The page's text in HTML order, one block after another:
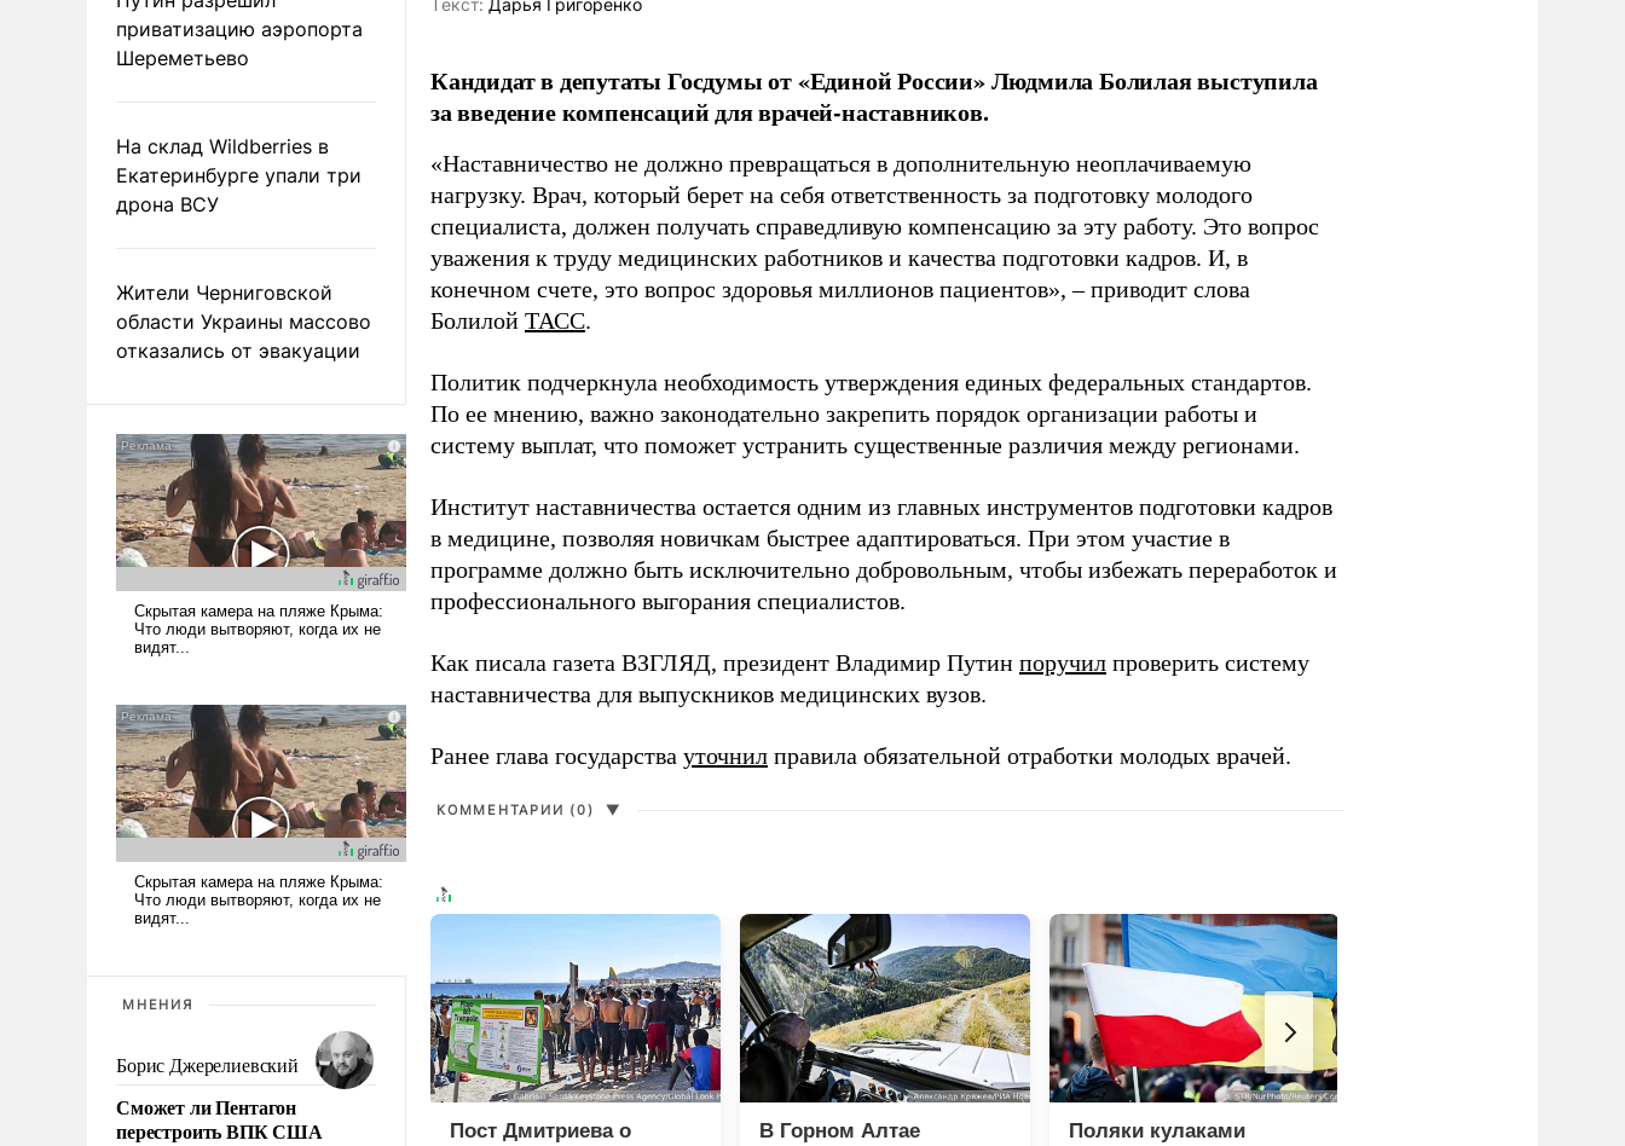
приватизацию аэропорта
Шереметьево
На склад Wildberries в
Екатеринбурге упали три
дрона ВСУ
Жители Черниговской
области Украины массово
отказались от эвакуации
МНЕНИЯ
Борис Джерелиевский
Сможет ли Пентагон
перестроить ВПК США
Tекст: Дарья Григоренко
Кандидат в депутаты Госдумы от «Единой России» Людмила Болилая выступила
за введение компенсаций для врачей-наставников.
«Наставничество не должно превращаться в дополнительную неоплачиваемую
нагрузку. Врач, который берет на себя ответственность за подготовку молодого
специалиста, должен получать справедливую компенсацию за эту работу. Это вопрос
уважения к труду медицинских работников и качества подготовки кадров. И, в
конечном счете, это вопрос здоровья миллионов пациентов», – приводит слова
Болилой ТАСС.
Политик подчеркнула необходимость утверждения единых федеральных стандартов.
По ее мнению, важно законодательно закрепить порядок организации работы и
систему выплат, что поможет устранить существенные различия между регионами.
Институт наставничества остается одним из главных инструментов подготовки кадров
в медицине, позволяя новичкам быстрее адаптироваться. При этом участие в
программе должно быть исключительно добровольным, чтобы избежать переработок и
профессионального выгорания специалистов.
Как писала газета ВЗГЛЯД, президент Владимир Путин поручил проверить систему
наставничества для выпускников медицинских вузов.
Ранее глава государства уточнил правила обязательной отработки молодых врачей.
КОММЕНТАРИИ (0) ▼
Пост Дмитриева о
В Горном Алтае
Поляки кулаками